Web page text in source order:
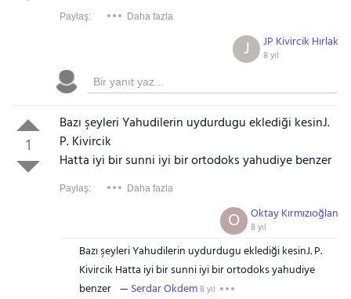
Paylaş: Daha fazla
JP Kivircik Hırlak
8 yıl
J
1
Bazı şeyleri Yahudilerin uydurdugu eklediği kesinJ.
P. Kivircik
Hatta iyi bir sunni iyi bir ortodoks yahudiye benzer
Paylaş: Daha fazla
Oktay Kırmızıoğlan
8 yıl
O
Bazı şeyleri Yahudilerin uydurdugu eklediği kesinJ. P.
Kivircik Hatta iyi bir sunni iyi bir ortodoks yahudiye
benzer
Serdar Okdem8 yıl